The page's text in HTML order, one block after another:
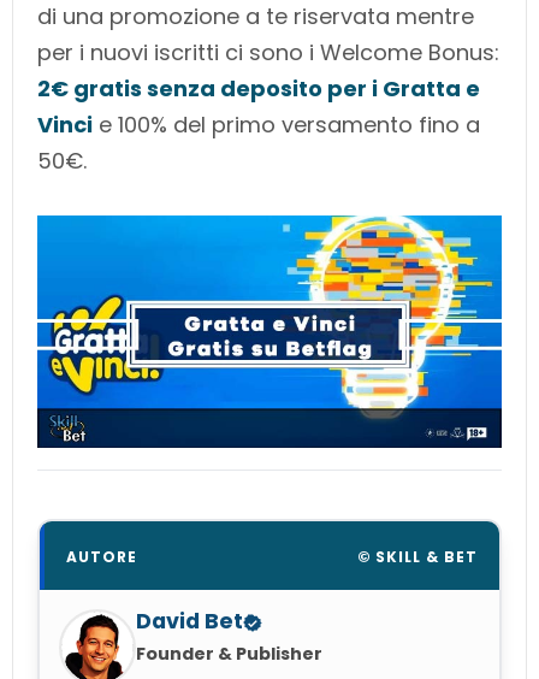
di una promozione a te riservata mentre
per i nuovi iscritti ci sono i Welcome Bonus:
2€ gratis senza deposito per i Gratta e
Vinci e 100% del primo versamento fino a
50€.
AUTORE © SKILL & BET
David Bet
Founder & Publisher